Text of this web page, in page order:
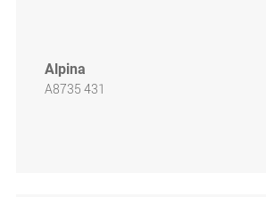
Alpina
A8735 431